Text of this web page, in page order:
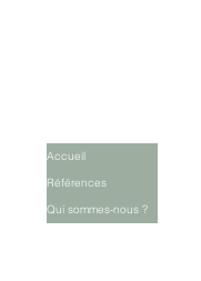
Accueil
Références
Qui sommes-nous ?